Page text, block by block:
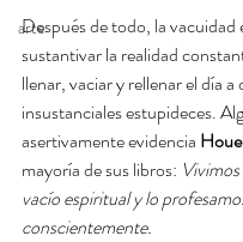
arte
Después de todo, la vacuidad
sustantivar la realidad
llenar, vaciar y rellenar el día a
insustanciales estupideces.
asertivamente evidencia
mayoría de sus libros:
vacío espiritual y lo
conscientemente.